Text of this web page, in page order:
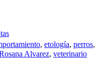
, etología, perros,
Alvarez, veterinario